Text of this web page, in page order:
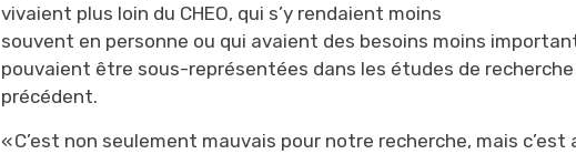
vivaient plus loin du CHEO, qui s’y rendaient moins
souvent en personne ou qui avaient des besoins moins
pouvaient être sous-représentées dans les études de
précédent.
« C’est non seulement mauvais pour notre recherche, mais